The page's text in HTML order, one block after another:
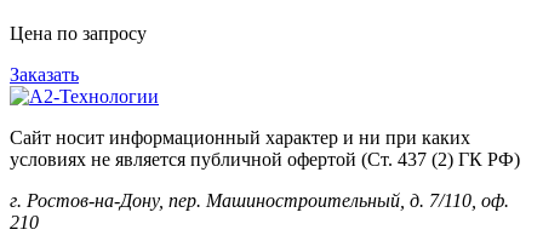
Цена по запросу
Заказать
Сайт носит информационный характер и ни при каких
условиях не является публичной офертой (Ст. 437 (2) ГК РФ)
г. Ростов-на-Дону, пер. Машиностроительный, д. 7/110, оф.
210